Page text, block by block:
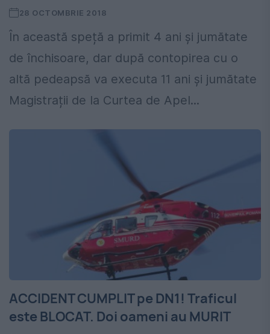
28 OCTOMBRIE 2018
În această speță a primit 4 ani și jumătate
de închisoare, dar după contopirea cu o
altă pedeapsă va executa 11 ani și jumătate
Magistrații de la Curtea de Apel...
ACCIDENT CUMPLIT pe DN1! Traficul
este BLOCAT. Doi oameni au MURIT